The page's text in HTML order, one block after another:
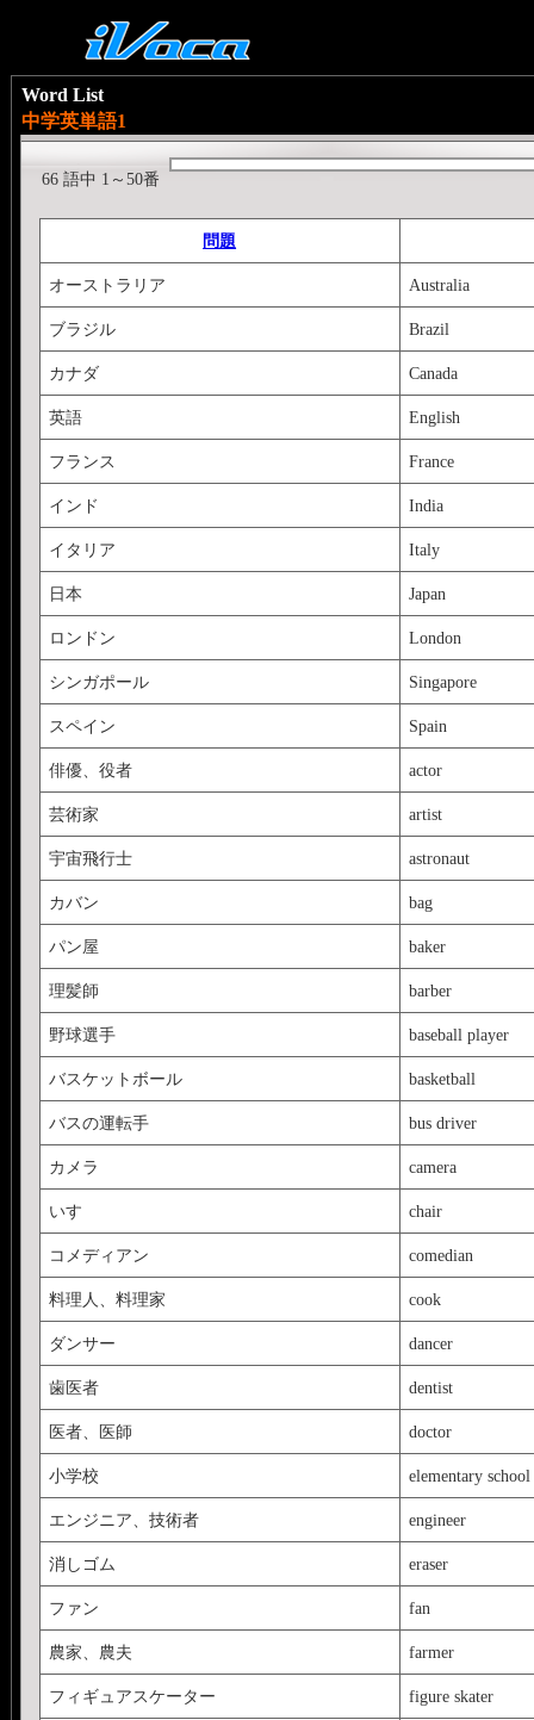
Word List
中学英単語1
66 語中 1～50番
問題
オーストラリア Australia
ブラジル Brazil
カナダ Canada
英語 English
フランス France
インド India
イタリア Italy
日本 Japan
ロンドン London
シンガポール Singapore
スペイン Spain
俳優、役者 actor
芸術家 artist
宇宙飛行士 astronaut
カバン bag
パン屋 baker
理髪師 barber
野球選手 baseball player
バスケットボール basketball
バスの運転手 bus driver
カメラ camera
いす chair
コメディアン comedian
料理人、料理家 cook
ダンサー dancer
歯医者 dentist
医者、医師 doctor
小学校 elementary school
エンジニア、技術者 engineer
消しゴム eraser
ファン fan
農家、農夫 farmer
フィギュアスケーター figure skater